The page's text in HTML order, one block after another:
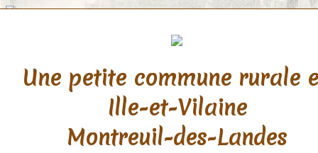
Une petite commune rurale
Ille-et-Vilaine
Montreuil-des-Landes